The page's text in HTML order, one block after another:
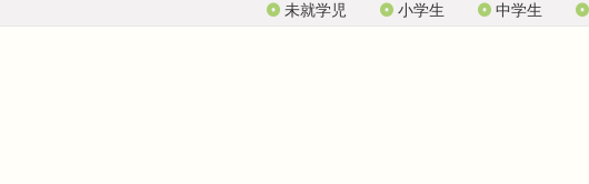
未就学児 小学生 中学生